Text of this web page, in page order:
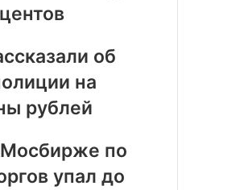
об
на
рублей
по
упал до